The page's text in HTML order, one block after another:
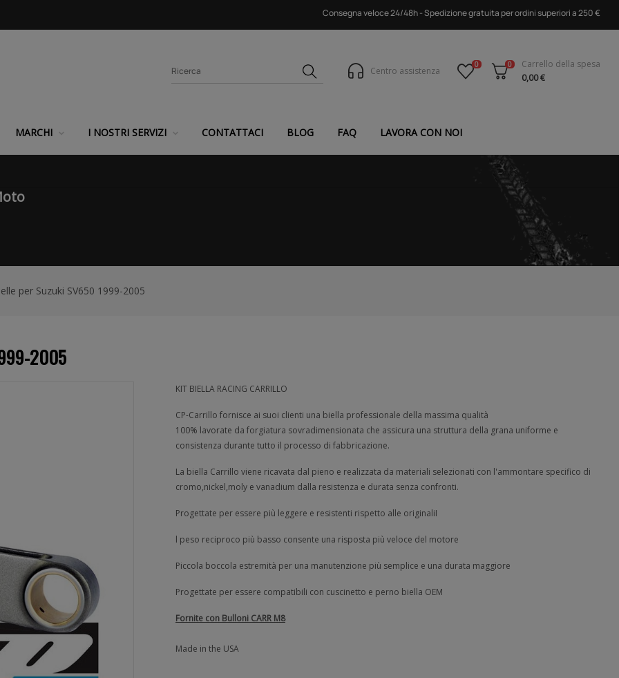
Consegna veloce 24/48h - Spedizione gratuita per ordini superiori a 250 €
Centro assistenza
0 0
Carrello della spesa
0,00 €
MARCHI I NOSTRI SERVIZI CONTATTACI BLOG FAQ LAVORA CON NOI
per Suzuki SV650 1999-2005
2005
KIT BIELLA RACING CARRILLO
CP-Carrillo fornisce ai suoi clienti una biella professionale della massima qualità
100% lavorate da forgiatura sovradimensionata che assicura una struttura della grana uniforme e
consistenza durante tutto il processo di fabbricazione.
La biella Carrillo viene ricavata dal pieno e realizzata da materiali selezionati con l'ammontare specifico di
cromo,nickel,moly e vanadium dalla resistenza e durata senza confronti.
Progettate per essere più leggere e resistenti rispetto alle originaliI
l peso reciproco più basso consente una risposta più veloce del motore
Piccola boccola estremità per una manutenzione più semplice e una durata maggiore
Progettate per essere compatibili con cuscinetto e perno biella OEM
Fornite con Bulloni CARR M8
Made in the USA